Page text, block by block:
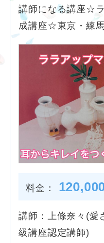
講師になる講座☆
成講座☆東京・練
料金：
講師：上條奈々(愛
級講座認定講師)